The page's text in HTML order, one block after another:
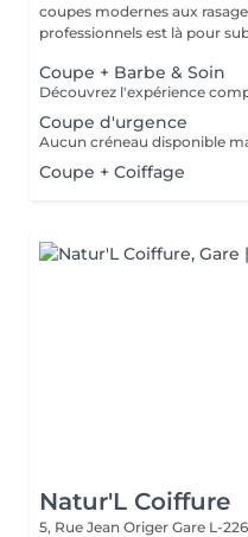
coupes modernes aux
professionnels est là pour
Coupe + Barbe & Soin
Coupe d'urgence
Coupe + Coiffage
Natur'L Coiffure
5, Rue Jean Origer Gare L-